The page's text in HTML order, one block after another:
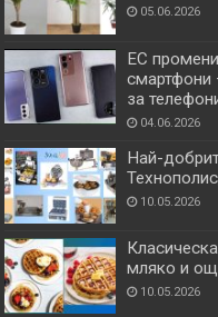
05.06.2026
ЕС
смартфони
за
04.06.2026
Най-
10.05.2026
мляко и
10.05.2026